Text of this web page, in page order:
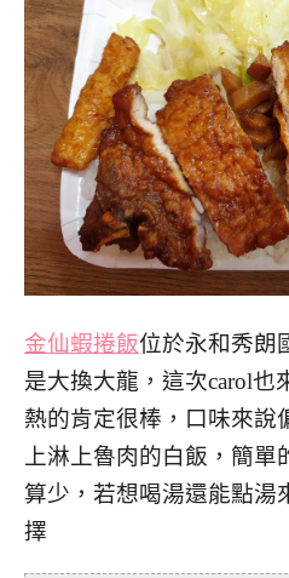
金仙蝦捲飯位於永和秀朗
是大換大龍，這次carol也
熱的肯定很棒，口味來說
上淋上魯肉的白飯，簡
算少，若想喝湯還能點湯
擇